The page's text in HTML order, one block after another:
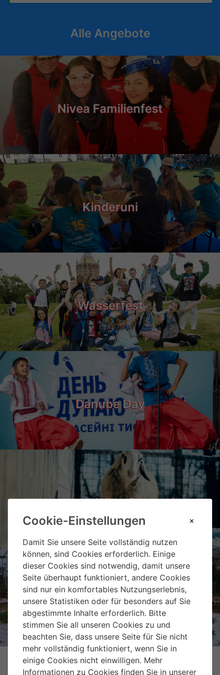
Cookie-Einstellungen
Damit Sie unsere Seite vollständig nutzen
können, sind Cookies erforderlich. Einige
dieser Cookies sind notwendig, damit unsere
Seite überhaupt funktioniert, andere Cookies
sind nur ein komfortables Nutzungserlebnis,
unsere Statistiken oder für besonders auf Sie
abgestimmte Inhalte erforderlich. Bitte
stimmen Sie all unseren Cookies zu und
beachten Sie, dass unsere Seite für Sie nicht
mehr vollständig funktioniert, wenn Sie in
einige Cookies nicht einwilligen. Mehr
Informationen zu Cookies finden Sie in unserer
Alle Angebote
Nivea Familienfest
Kinderuni
Wasserfest
Danube Day
Landgut Wien Cobenzl
Weihnachtsmarkt Hirschstetten